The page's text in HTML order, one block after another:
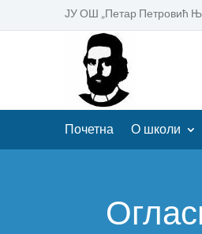
ЈУ ОШ „Петар Петровић
Почетна О школи